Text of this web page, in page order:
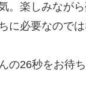
。楽しみながら
に必要なのでは
の26秒をお待ち